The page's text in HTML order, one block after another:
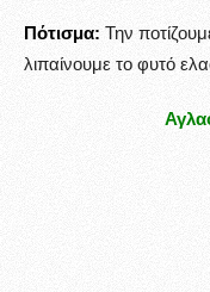
Πότισμα: Την
λιπαίνουμε το φυτό